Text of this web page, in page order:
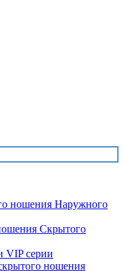
Наружного
Скрытого
VIP серии